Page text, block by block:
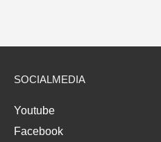
SOCIALMEDIA
Youtube
Facebook